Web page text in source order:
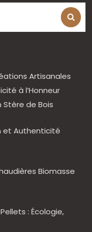
Artisanales
à l’Honneur
Stère de Bois
et Authenticité
Biomasse
: Écologie,